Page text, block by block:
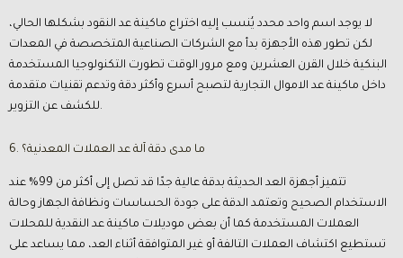
لا يوجد اسم واحد محدد يُنسب إليه اختراع ماكينة عد النقود بشكلها الحالي،
لكن تطور هذه الأجهزة بدأ مع الشركات الصناعية المتخصصة في المعدات
البنكية خلال القرن العشرين ومع مرور الوقت تطورت التكنولوجيا المستخدمة
داخل ماكينة عد الاموال التجارية لتصبح أسرع وأكثر دقة وتدعم تقنيات متقدمة
للكشف عن التزوير.
6. ما مدى دقة آلة عد العملات المعدنية؟
تتميز أجهزة العد الحديثة بدقة عالية جدًا قد تصل إلى أكثر من 99% عند
الاستخدام الصحيح وتعتمد الدقة على جودة الحساسات ونظافة الجهاز وحالة
العملات المستخدمة كما أن بعض موديلات ماكينة عد النقدية للمحلات
تستطيع اكتشاف العملات التالفة أو غير المتوافقة أثناء العد، مما يساعد على